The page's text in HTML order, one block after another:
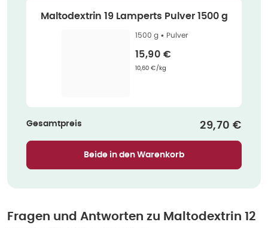
Maltodextrin 19 Lamperts Pulver 1500 g
1500 g • Pulver
Verkaufspreis
15,90 €
Grundpreis
10,60 €/kg
Gesamtpreis 29,70 €
Beide in den Warenkorb
Fragen und Antworten zu Maltodextrin 12